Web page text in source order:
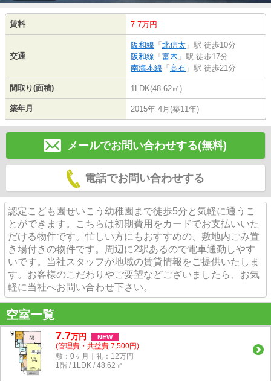
賃料 7.7万円
交通
阪和線 「 北信太 」駅 徒歩10分
阪和線 「 富木 」駅 徒歩17分
南海本線 「 高石 」駅 徒歩21分
間取り(面積) 1LDK(48.62㎡)
築年月 2015年 4月(築11年)
メールでお問い合わせする(無料)
電話でお問い合わせする
認定こども園せいこう幼稚園まで徒歩5分と気軽に通うこ
とができます。こちらは初期費用をカードでお支払いいた
だける物件です。忙しい方にもおすすめの、敷地内ごみ置
き場付きの物件です。周辺に2駅あるので電車通勤しやす
いです。当社スタッフが地域の賃貸情報をご提供いたしま
す。お客様のこだわりやご要望などございましたら、お気
軽に当社へお問い合わせ下さい。
空室一覧
7.7万円 NEW
(管理費・共益費 7,500円)
敷：0ヶ月｜礼：12万円
1階 / 1LDK / 48.62㎡